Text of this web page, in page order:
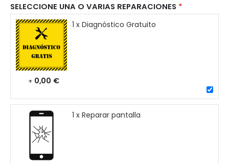
SELECCIONE UNA O VARIAS REPARACIONES
1 x Diagnóstico Gratuito
+ 0,00 €
1 x Reparar pantalla